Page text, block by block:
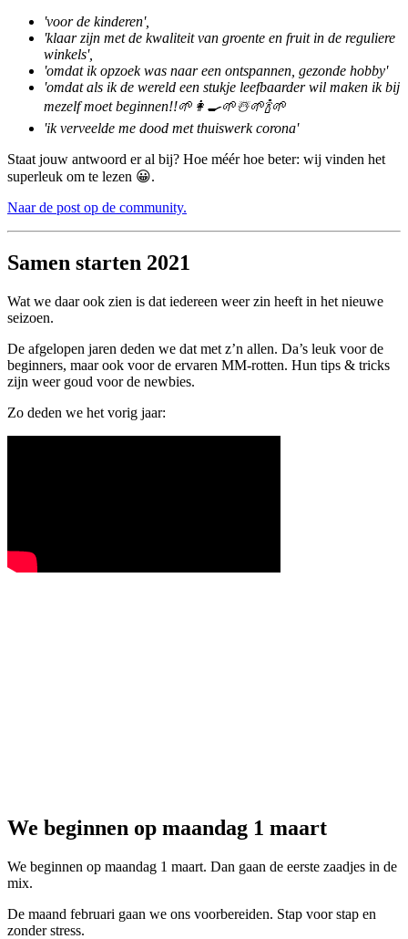
'voor de kinderen',
'klaar zijn met de kwaliteit van groente en fruit in de reguliere
winkels',
'omdat ik opzoek was naar een ontspannen, gezonde hobby'
'omdat als ik de wereld een stukje leefbaarder wil maken ik bij
mezelf moet beginnen!!🌱👩‍🍳🌱☃️🌱🍾🌱
'ik verveelde me dood met thuiswerk corona'
Staat jouw antwoord er al bij? Hoe méér hoe beter: wij vinden het
superleuk om te lezen 😀.
Naar de post op de community.
Samen starten 2021
Wat we daar ook zien is dat iedereen weer zin heeft in het nieuwe
seizoen.
De afgelopen jaren deden we dat met z’n allen. Da’s leuk voor de
beginners, maar ook voor de ervaren MM-rotten. Hun tips & tricks
zijn weer goud voor de newbies.
Zo deden we het vorig jaar:
We beginnen op maandag 1 maart
We beginnen op maandag 1 maart. Dan gaan de eerste zaadjes in de
mix.
De maand februari gaan we ons voorbereiden. Stap voor stap en
zonder stress.